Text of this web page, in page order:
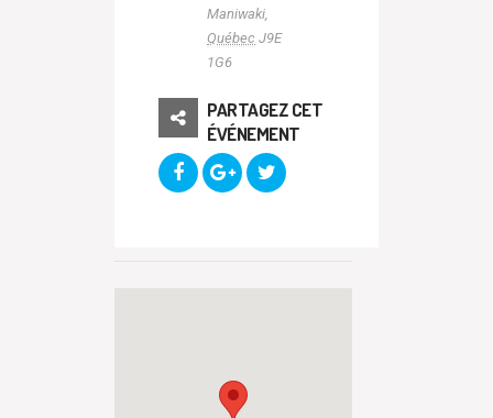
Maniwaki,
Québec J9E
1G6
PARTAGEZ CET
ÉVÉNEMENT